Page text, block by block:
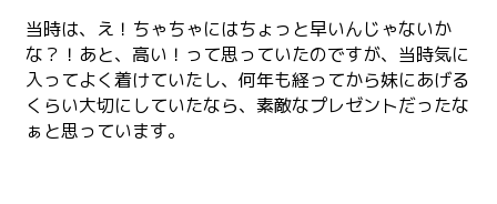
当時は、え！ちゃちゃにはちょっと早いんじゃないか
な？！あと、高い！って思っていたのですが、当時気に
入ってよく着けていたし、何年も経ってから妹にあげる
くらい大切にしていたなら、素敵なプレゼントだったな
ぁと思っています。